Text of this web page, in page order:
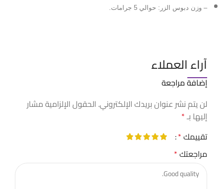
– وزن دبوس الزر: حوالي 5 جرامات.
آراء العملاء
إضافة مراجعة
لن يتم نشر عنوان بريدك الإلكتروني. الحقول الإلزامية مشار
إليها بـ*
تقييمك*
مراجعتك*